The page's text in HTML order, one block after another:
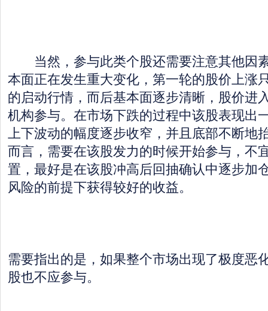
当然，参与此类个股还需要注意其他因
本面正在发生重大变化，第一轮的股价上涨
的启动行情，而后基本面逐步清晰，股价进
机构参与。在市场下跌的过程中该股表现出
上下波动的幅度逐步收窄，并且底部不断地
而言，需要在该股发力的时候开始参与，不
置，最好是在该股冲高后回抽确认中逐步加
风险的前提下获得较好的收益。
需要指出的是，如果整个市场出现了极度恶
股也不应参与。